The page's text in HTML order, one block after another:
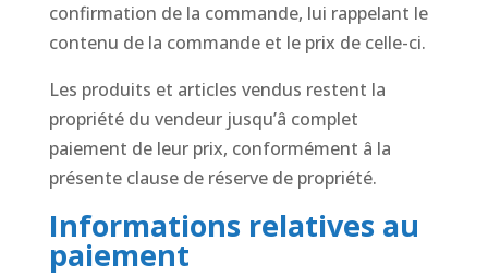
confirmation de la commande, lui rappelant le
contenu de la commande et le prix de celle-ci.
Les produits et articles vendus restent la
propriété du vendeur jusqu’â complet
paiement de leur prix, conformément â la
présente clause de réserve de propriété.
Informations relatives au
paiement